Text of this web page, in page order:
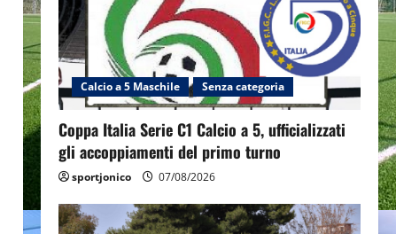
Calcio a 5 Maschile Senza categoria
Coppa Italia Serie C1 Calcio a 5, ufficializzati
gli accoppiamenti del primo turno
sportjonico 07/08/2026